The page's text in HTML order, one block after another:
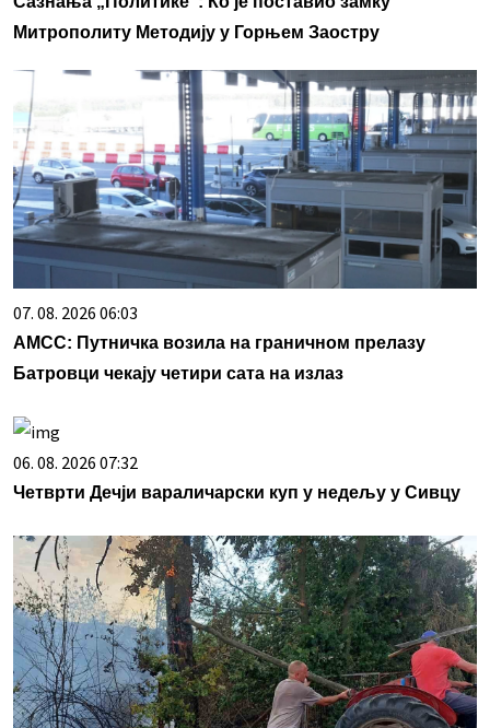
Митрополиту Методију у Горњем Заостру
07. 08. 2026 06:03
АМСС: Путничка возила на граничном прелазу
Батровци чекају четири сата на излаз
06. 08. 2026 07:32
Четврти Дечји вараличарски куп у недељу у Сивцу